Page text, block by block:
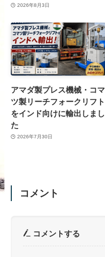
2026年8月3日
アマダ製プレス機械・コマ
ツ製リーチフォークリフト
をインド向けに輸出しまし
た
2026年7月30日
コメント
コメントする